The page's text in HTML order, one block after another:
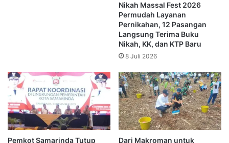
untuk pembentukan watak, pelatihan kepemimpinan,
kemandirian, keberanian, serta menanamkan jiwa
“Saya percaya melalui jambore ini, para Pramuka akan
memperoleh pengalaman berharga, belajar bekerja
sama, saling menghormati, dan membentuk
persahabatan yang kuat,” ujarnya.
Nikah Massal Fest 2026
Permudah Layanan
Pernikahan, 12 Pasangan
Langsung Terima Buku
Nikah, KK, dan KTP Baru
8 Juli 2026
Pemkot Samarinda Tutup Dari Makroman untuk